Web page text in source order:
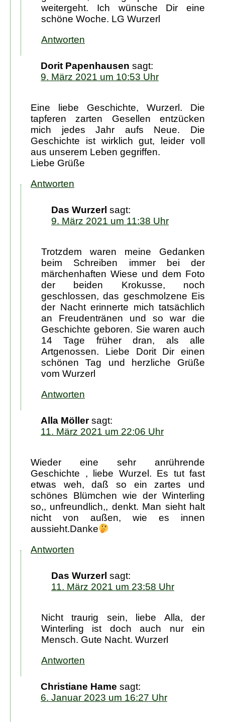
weitergeht. Ich wünsche Dir eine
schöne Woche. LG Wurzerl
Antworten
Dorit Papenhausen sagt:
9. März 2021 um 10:53 Uhr
Eine liebe Geschichte, Wurzerl. Die
tapferen zarten Gesellen entzücken
mich jedes Jahr aufs Neue. Die
Geschichte ist wirklich gut, leider voll
aus unserem Leben gegriffen.
Liebe Grüße
Antworten
Das Wurzerl sagt:
9. März 2021 um 11:38 Uhr
Trotzdem waren meine Gedanken
beim Schreiben immer bei der
märchenhaften Wiese und dem Foto
der beiden Krokusse, noch
geschlossen, das geschmolzene Eis
der Nacht erinnerte mich tatsächlich
an Freudentränen und so war die
Geschichte geboren. Sie waren auch
14 Tage früher dran, als alle
Artgenossen. Liebe Dorit Dir einen
schönen Tag und herzliche Grüße
vom Wurzerl
Antworten
Alla Möller sagt:
11. März 2021 um 22:06 Uhr
Wieder eine sehr anrührende
Geschichte , liebe Wurzel. Es tut fast
etwas weh, daß so ein zartes und
schönes Blümchen wie der Winterling
so,, unfreundlich,, denkt. Man sieht halt
nicht von außen, wie es innen
aussieht.Danke
Antworten
Das Wurzerl sagt:
11. März 2021 um 23:58 Uhr
Nicht traurig sein, liebe Alla, der
Winterling ist doch auch nur ein
Mensch. Gute Nacht. Wurzerl
Antworten
Christiane Hame sagt:
6. Januar 2023 um 16:27 Uhr